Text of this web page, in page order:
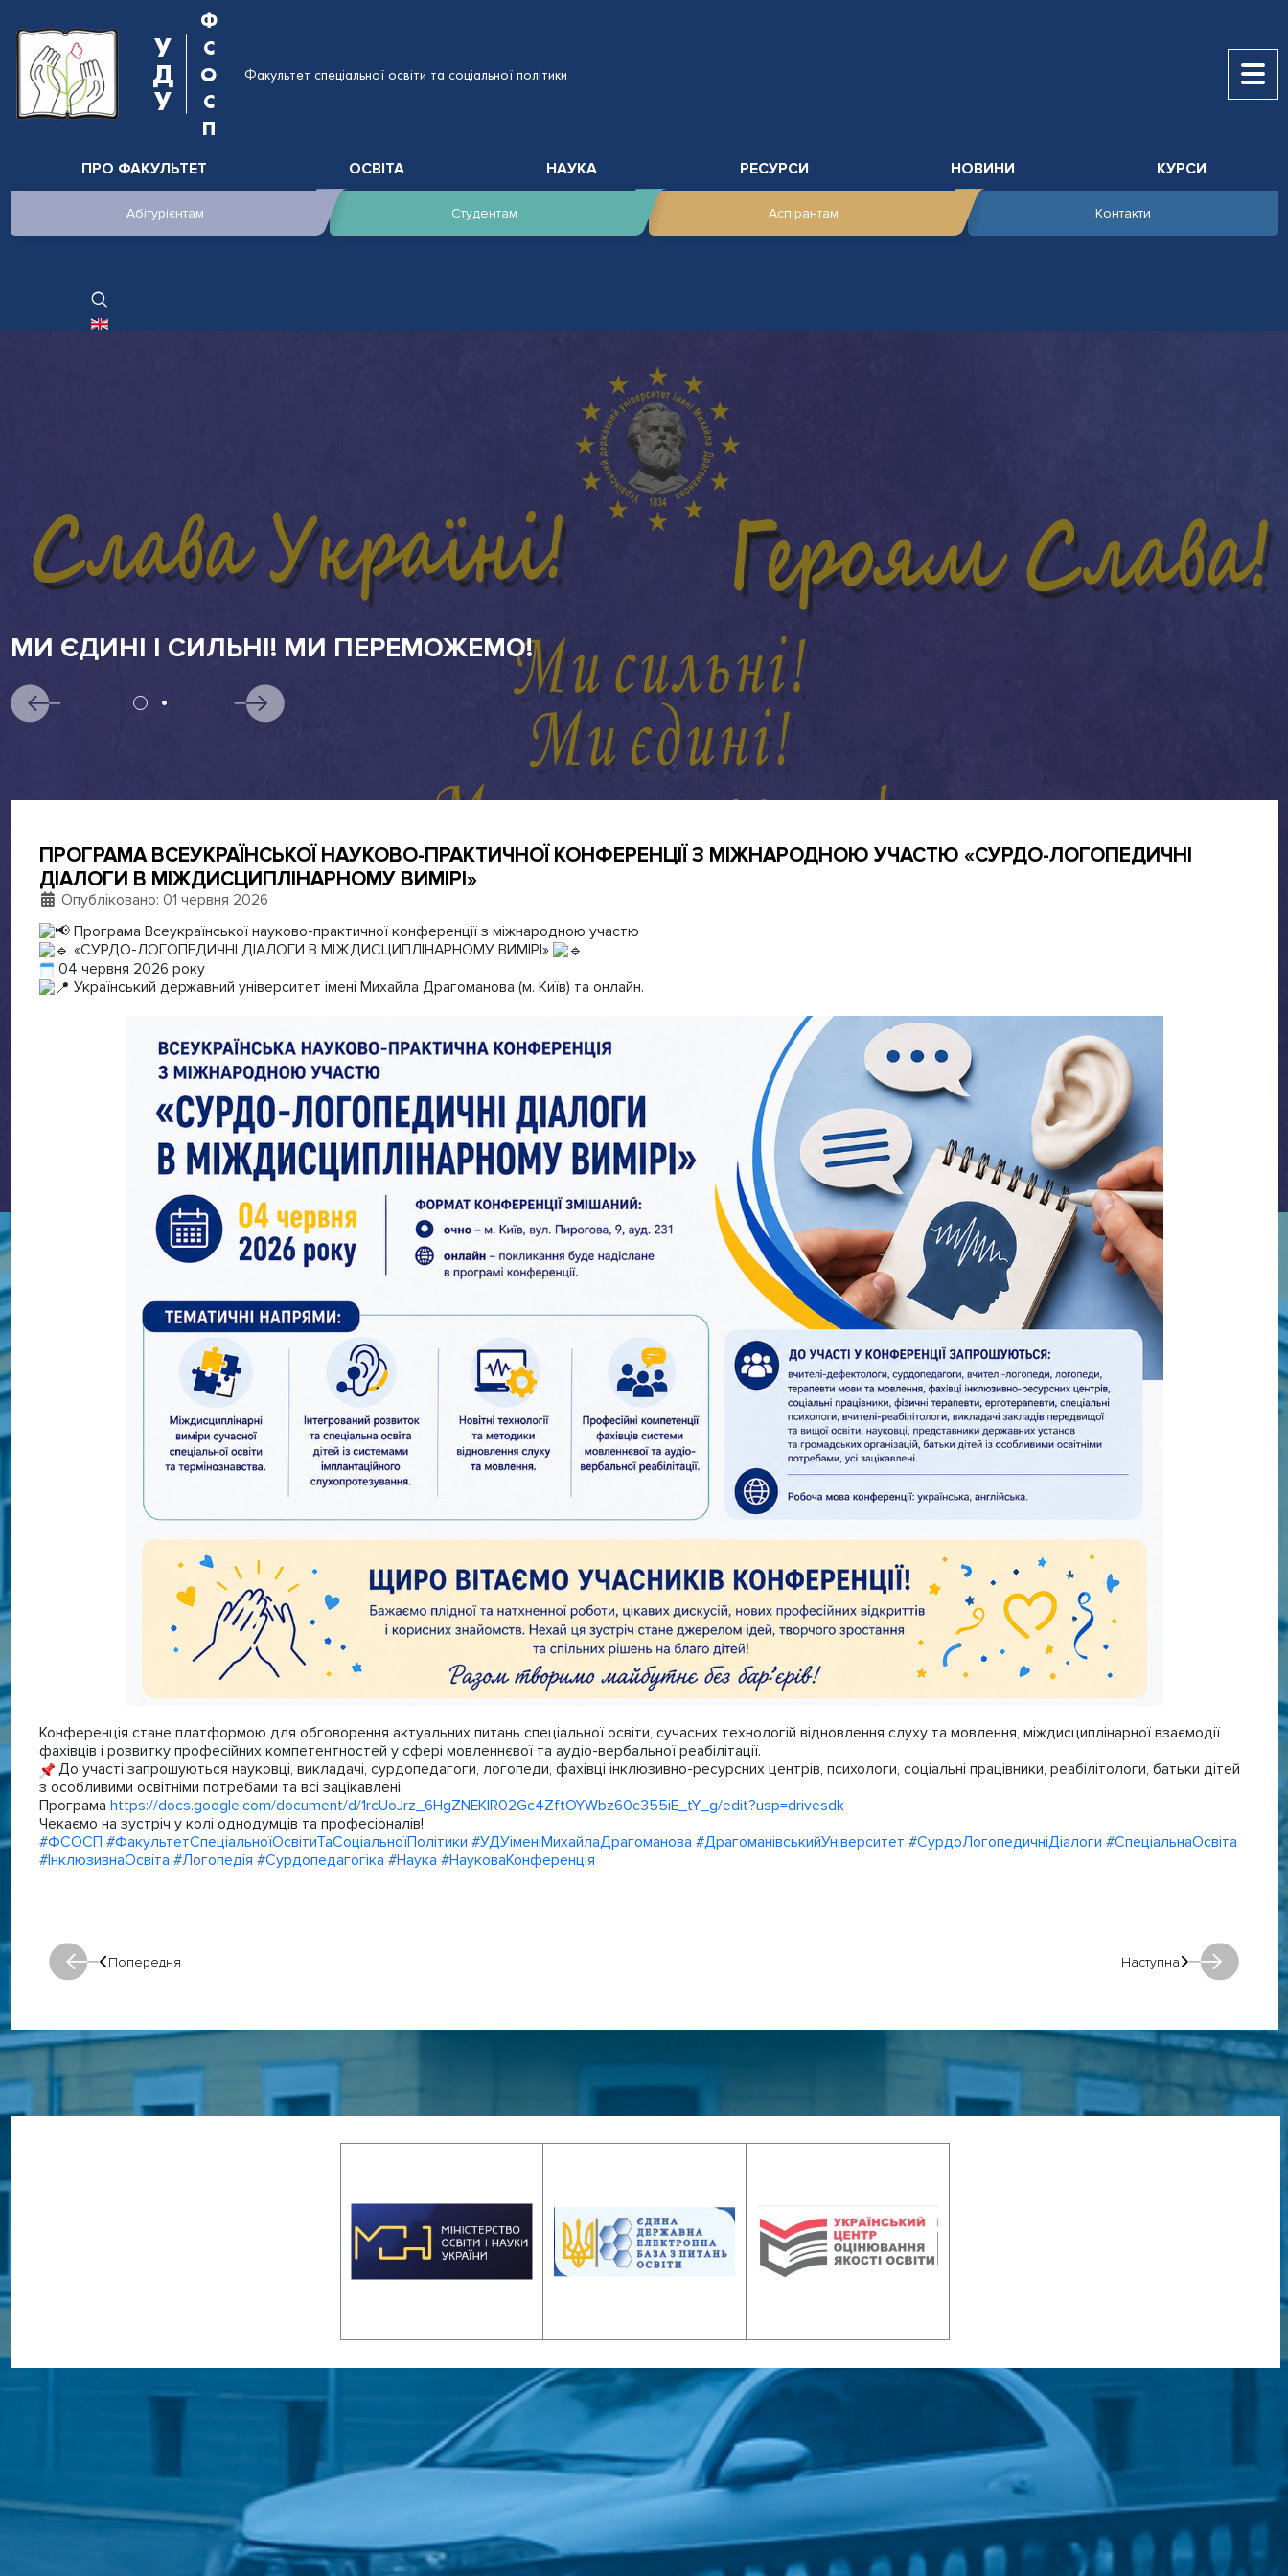
У
Д
У
Ф
С
О
С
П
Факультет спеціальної освіти та соціальної політики
ПРО ФАКУЛЬТЕТ ОСВІТА НАУКА РЕСУРСИ НОВИНИ КУРСИ
Абітурієнтам Студентам Аспірантам Контакти
ОБЕРІТЬ СВОЮ МОВУ
АБІТУРІЄНТАМ
ПРОГРАМА ВСЕУКРАЇНСЬКОЇ НАУКОВО-ПРАКТИЧНОЇ КОНФЕРЕНЦІЇ З МІЖНАРОДНОЮ УЧАСТЮ «СУРДО-ЛОГОПЕДИЧНІ
ДІАЛОГИ В МІЖДИСЦИПЛІНАРНОМУ ВИМІРІ»
Деталі
Опубліковано: 01 червня 2026
Програма Всеукраїнської науково-практичної конференції з міжнародною участю
«СУРДО-ЛОГОПЕДИЧНІ ДІАЛОГИ В МІЖДИСЦИПЛІНАРНОМУ ВИМІРІ»
04 червня 2026 року
Український державний університет імені Михайла Драгоманова (м. Київ) та онлайн.
Конференція стане платформою для обговорення актуальних питань спеціальної освіти, сучасних технологій відновлення слуху та мовлення, міждисциплінарної взаємодії
фахівців і розвитку професійних компетентностей у сфері мовленнєвої та аудіо-вербальної реабілітації.
До участі запрошуються науковці, викладачі, сурдопедагоги, логопеди, фахівці інклюзивно-ресурсних центрів, психологи, соціальні працівники, реабілітологи, батьки дітей
з особливими освітніми потребами та всі зацікавлені.
Програма https://docs.google.com/document/d/1rcUoJrz_6HgZNEKlR02Gc4ZftOYWbz60c355iE_tY_g/edit?usp=drivesdk
Чекаємо на зустріч у колі однодумців та професіоналів!
#ФСОСП #ФакультетСпеціальноїОсвітиТаСоціальноїПолітики #УДУіменіМихайлаДрагоманова #ДрагоманівськийУніверситет #СурдоЛогопедичніДіалоги #СпеціальнаОсвіта
#ІнклюзивнаОсвіта #Логопедія #Сурдопедагогіка #Наука #НауковаКонференція
Попередня
Попередня: Попередня Наступна
Наступна: Наступна